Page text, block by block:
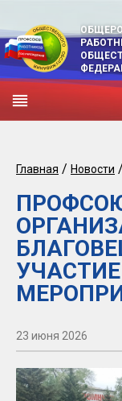
Главная / Новости /
23 июня 2026